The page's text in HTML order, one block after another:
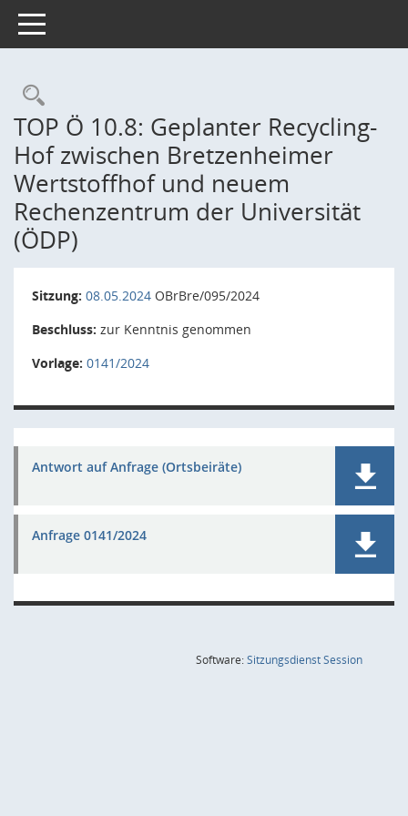
Toggle navigation
Rechercheauswahl
TOP Ö 10.8: Geplanter Recycling-
Hof zwischen Bretzenheimer
Wertstoffhof und neuem
Rechenzentrum der Universität
(ÖDP)
Sitzung: 08.05.2024 OBrBre/095/2024
Beschluss: zur Kenntnis genommen
Vorlage: 0141/2024
Antwort auf Anfrage (Ortsbeiräte)
Anfrage 0141/2024
Software:SitzungsdienstSession(Wird in